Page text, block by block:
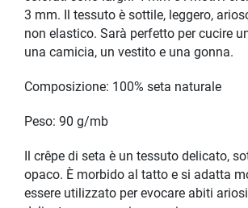
3 mm. Il tessuto è sottile, leggero,
non elastico. Sarà perfetto per cucire
una camicia, un vestito e una gonna.
Composizione: 100% seta naturale
Peso: 90 g/mb
Il crêpe di seta è un tessuto delicato,
opaco. È morbido al tatto e si adatta
essere utilizzato per evocare abiti